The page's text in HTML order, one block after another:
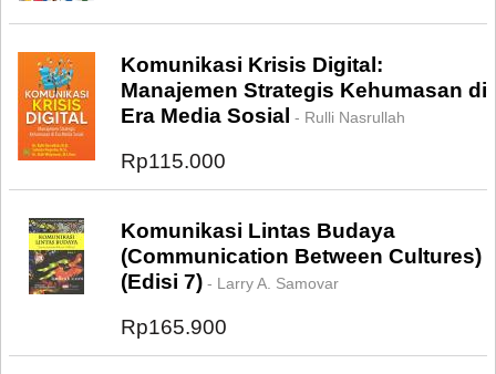
Komunikasi Krisis Digital:
Manajemen Strategis Kehumasan di
Era Media Sosial - Rulli Nasrullah
Rp115.000
Komunikasi Lintas Budaya
(Communication Between Cultures)
(Edisi 7) - Larry A. Samovar
Rp165.900